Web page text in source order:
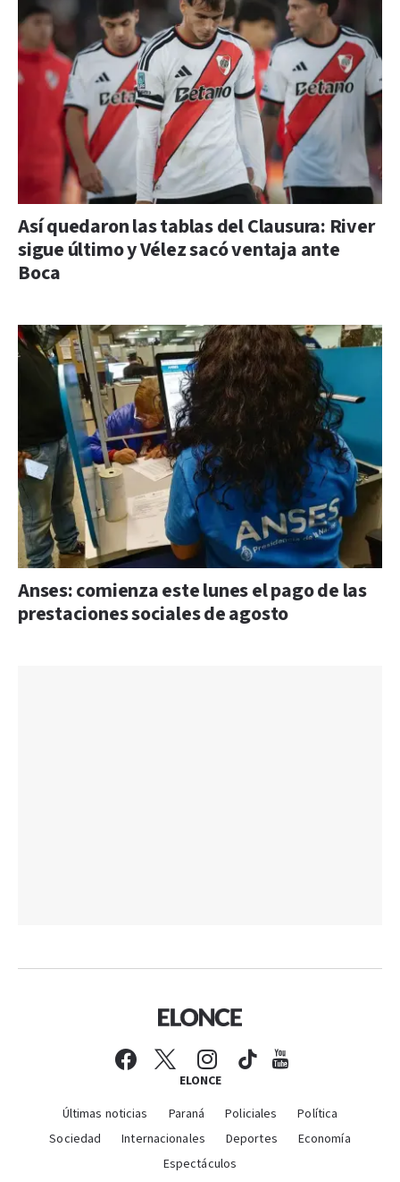
Así quedaron las tablas del Clausura: River
sigue último y Vélez sacó ventaja ante
Boca
Anses: comienza este lunes el pago de las
prestaciones sociales de agosto
ELONCE
Últimas noticias Paraná Policiales
Política
Sociedad
Internacionales Deportes
Economía
Espectáculos